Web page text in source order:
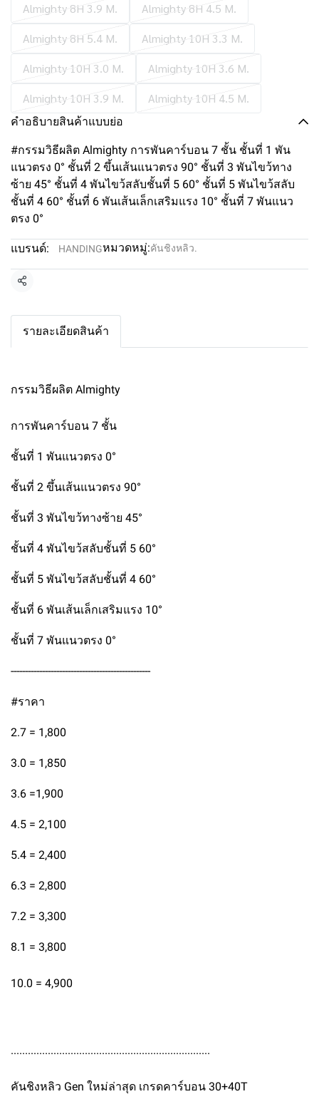
Almighty 8H 3.9 M.
Almighty 8H 4.5 M.
Almighty 8H 5.4 M.
Almighty 10H 3.3 M.
Almighty 10H 3.0 M.
Almighty 10H 3.6 M.
Almighty 10H 3.9 M.
Almighty 10H 4.5 M.
คำอธิบายสินค้าแบบย่อ
#กรรมวิธีผลิต Almighty การพันคาร์บอน 7 ชั้น ชั้นที่ 1 พัน
แนวตรง 0° ชั้นที่ 2 ขึ้นเส้นแนวตรง 90° ชั้นที่ 3 พันไขว้ทาง
ซ้าย 45° ชั้นที่ 4 พันไขว้สลับชั้นที่ 5 60° ชั้นที่ 5 พันไขว้สลับ
ชั้นที่ 4 60° ชั้นที่ 6 พันเส้นเล็กเสริมแรง 10° ชั้นที่ 7 พันแนว
ตรง 0°
แบรนด์: HANDINGหมวดหมู่:คันชิงหลิว.
แชร์
รายละเอียดสินค้า
กรรมวิธีผลิต Almighty
การพันคาร์บอน 7 ชั้น
ชั้นที่ 1 พันแนวตรง 0°
ชั้นที่ 2 ขึ้นเส้นแนวตรง 90°
ชั้นที่ 3 พันไขว้ทางซ้าย 45°
ชั้นที่ 4 พันไขว้สลับชั้นที่ 5 60°
ชั้นที่ 5 พันไขว้สลับชั้นที่ 4 60°
ชั้นที่ 6 พันเส้นเล็กเสริมแรง 10°
ชั้นที่ 7 พันแนวตรง 0°
-------------------------------------------------
#ราคา
2.7 = 1,800
3.0 = 1,850
3.6 =1,900
4.5 = 2,100
5.4 = 2,400
6.3 = 2,800
7.2 = 3,300
8.1 = 3,800
10.0 = 4,900
......................................................................
คันชิงหลิว Gen ใหม่ล่าสุด เกรดคาร์บอน 30+40T